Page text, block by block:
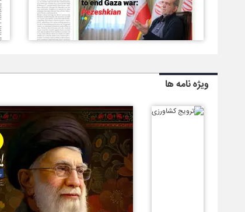
ویژه نامه ها